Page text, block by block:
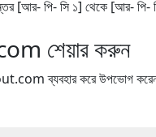
[আর- পি- সি ১] থেকে [আর- পি-
শেয়ার করুন
ব্যবহার করে উপভোগ করেন